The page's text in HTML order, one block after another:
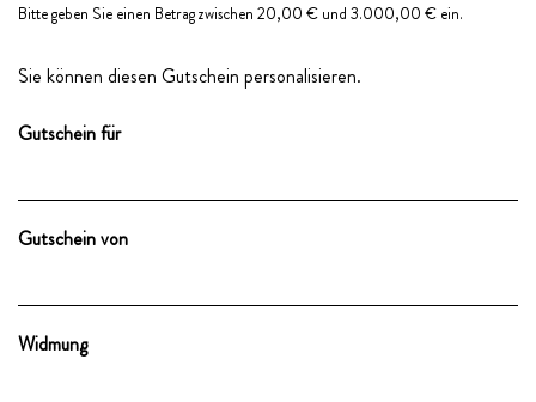
Bitte geben Sie einen Betrag zwischen 20,00 € und 3.000,00 € ein.
Sie können diesen Gutschein personalisieren.
Gutschein für
Gutschein von
Widmung